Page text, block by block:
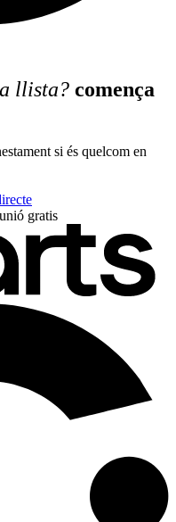
llista? comença
si és quelcom en
gratis